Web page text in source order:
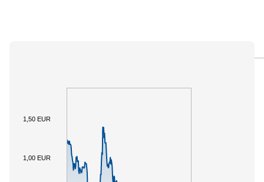
1,00 EUR
1,50 EUR